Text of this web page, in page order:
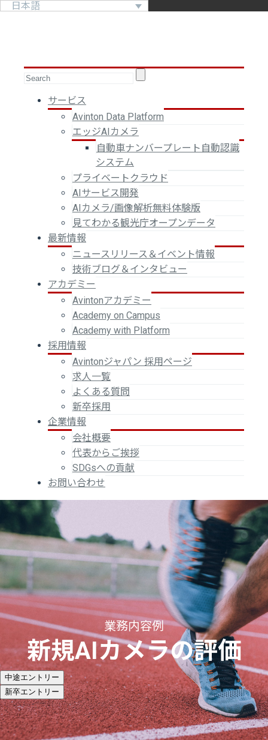
日本語
サービス
Avinton Data Platform
エッジAIカメラ
自動車ナンバープレート自動認識
システム
プライベートクラウド
AIサービス開発
AIカメラ/画像解析無料体験版
見てわかる観光庁オープンデータ
最新情報
ニュースリリース＆イベント情報
技術ブログ＆インタビュー
アカデミー
Avintonアカデミー
Academy on Campus
Academy with Platform
採用情報
Avintonジャパン 採用ページ
求人一覧
よくある質問
新卒採用
企業情報
会社概要
代表からご挨拶
SDGsへの貢献
お問い合わせ
業務内容例
新規AIカメラの評価
中途エントリー
新卒エントリー